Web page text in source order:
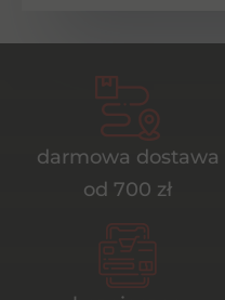
darmowa dostawa
od 700 zł